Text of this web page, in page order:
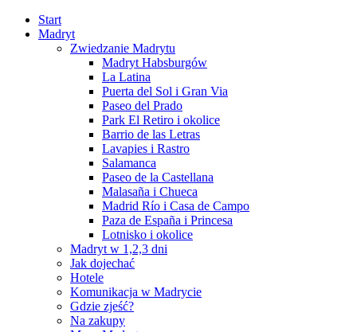
Start
Madryt
Zwiedzanie Madrytu
Madryt Habsburgów
La Latina
Puerta del Sol i Gran Via
Paseo del Prado
Park El Retiro i okolice
Barrio de las Letras
Lavapies i Rastro
Salamanca
Paseo de la Castellana
Malasaña i Chueca
Madrid Río i Casa de Campo
Paza de España i Princesa
Lotnisko i okolice
Madryt w 1,2,3 dni
Jak dojechać
Hotele
Komunikacja w Madrycie
Gdzie zjeść?
Na zakupy